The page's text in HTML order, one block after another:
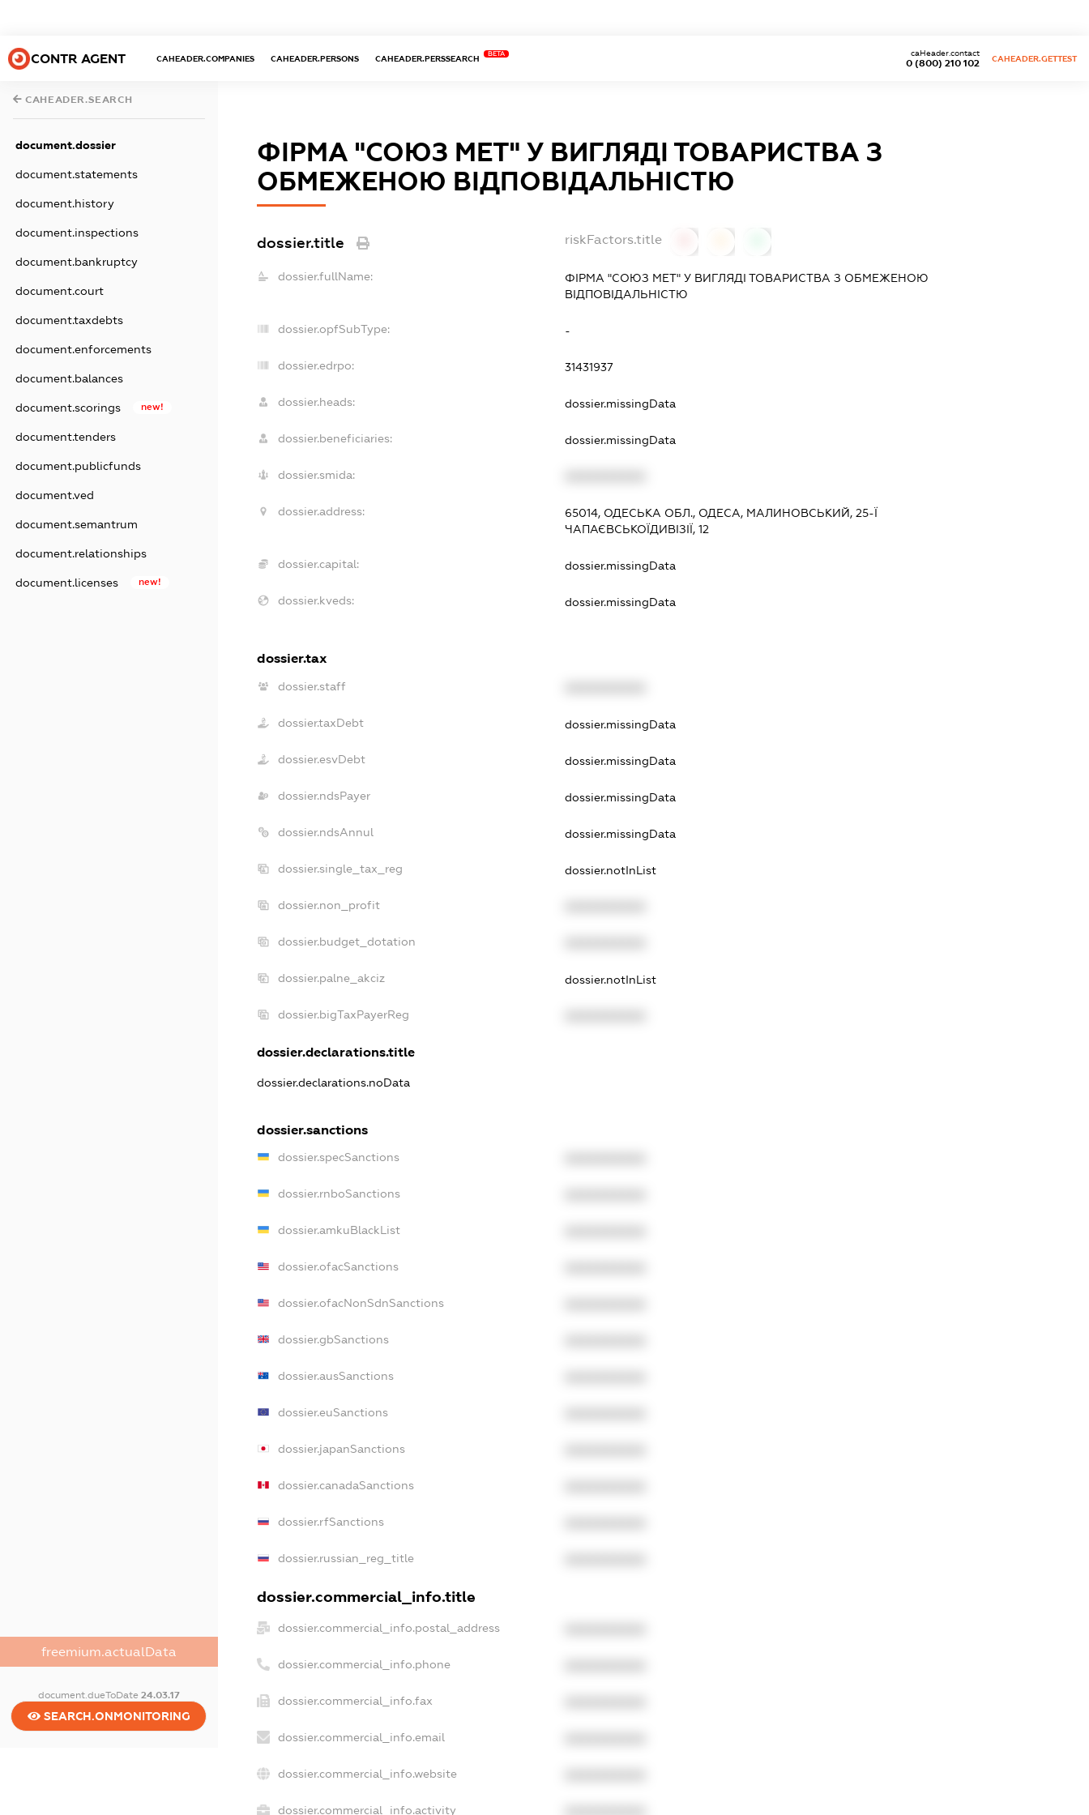
CONTR AGENT CAHEADER.COMPANIES CAHEADER.PERSONS CAHEADER.PERSSEARCH
BETA
0 (800) 210 102
caHeader.contact
CAHEADER.GETTEST
CAHEADER.SEARCH
document.dossier
document.statements
document.history
document.inspections
document.bankruptcy
document.court
document.taxdebts
document.enforcements
document.balances
document.scorings new!
document.tenders
document.publicfunds
document.ved
document.semantrum
document.relationships
document.licenses new!
freemium.actualData
document.dueToDate 24.03.17
SEARCH.ONMONITORING
ФІРМА "СОЮЗ МЕТ" У ВИГЛЯДІ ТОВАРИСТВА З
ОБМЕЖЕНОЮ ВІДПОВІДАЛЬНІСТЮ
dossier.title riskFactors.title
dossier.fullName:
ФІРМА "СОЮЗ МЕТ" У ВИГЛЯДІ ТОВАРИСТВА З ОБМЕЖЕНОЮ
ВІДПОВІДАЛЬНІСТЮ
dossier.opfSubType: -
dossier.edrpo: 31431937
dossier.heads: dossier.missingData
dossier.beneficiaries: dossier.missingData
dossier.smida:
dossier.address:
65014, ОДЕСЬКА ОБЛ., ОДЕСА, МАЛИНОВСЬКИЙ, 25-Ї
ЧАПАЄВСЬКОЇДИВІЗІЇ, 12
dossier.capital: dossier.missingData
dossier.kveds: dossier.missingData
dossier.tax
dossier.staff
dossier.taxDebt dossier.missingData
dossier.esvDebt dossier.missingData
dossier.ndsPayer dossier.missingData
dossier.ndsAnnul dossier.missingData
dossier.single_tax_reg dossier.notInList
dossier.non_profit
dossier.budget_dotation
dossier.palne_akciz dossier.notInList
dossier.bigTaxPayerReg
dossier.declarations.title
dossier.declarations.noData
dossier.sanctions
dossier.specSanctions
dossier.rnboSanctions
dossier.amkuBlackList
dossier.ofacSanctions
dossier.ofacNonSdnSanctions
dossier.gbSanctions
dossier.ausSanctions
dossier.euSanctions
dossier.japanSanctions
dossier.canadaSanctions
dossier.rfSanctions
dossier.russian_reg_title
dossier.commercial_info.title
dossier.commercial_info.postal_address
dossier.commercial_info.phone
dossier.commercial_info.fax
dossier.commercial_info.email
dossier.commercial_info.website
dossier.commercial_info.activity